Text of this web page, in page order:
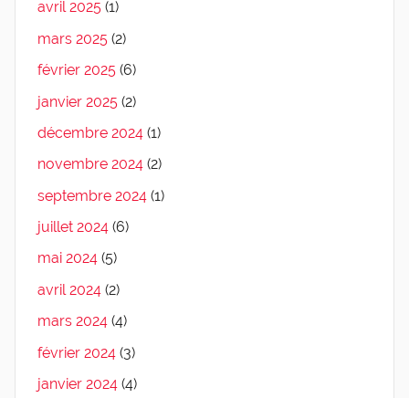
avril 2025 (1)
mars 2025 (2)
février 2025 (6)
janvier 2025 (2)
décembre 2024 (1)
novembre 2024 (2)
septembre 2024 (1)
juillet 2024 (6)
mai 2024 (5)
avril 2024 (2)
mars 2024 (4)
février 2024 (3)
janvier 2024 (4)